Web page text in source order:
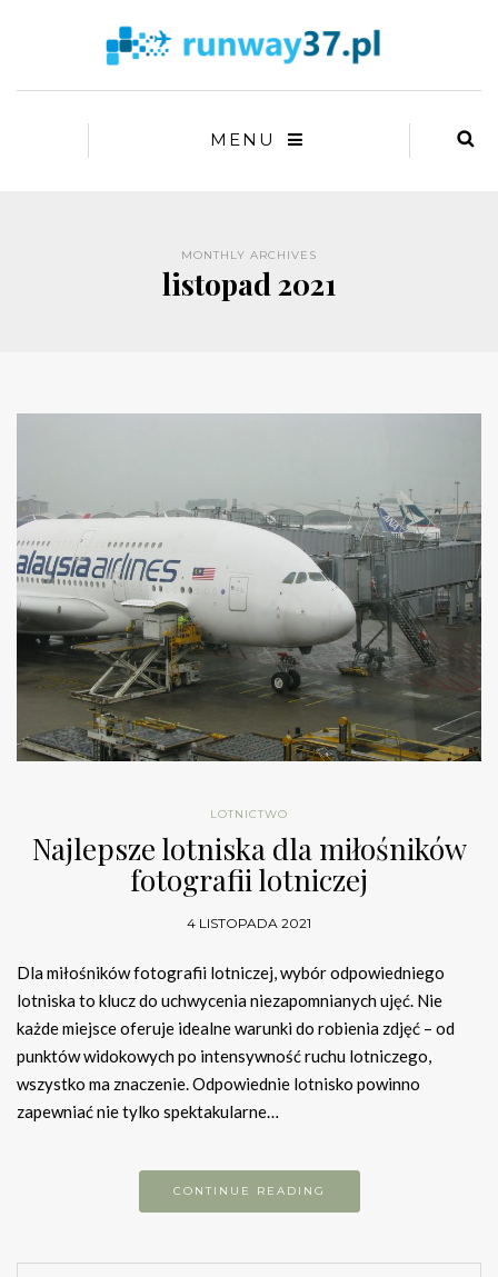
MENU
MONTHLY ARCHIVES
listopad 2021
LOTNICTWO
Najlepsze lotniska dla miłośników
fotografii lotniczej
4 LISTOPADA 2021
Dla miłośników fotografii lotniczej, wybór odpowiedniego
lotniska to klucz do uchwycenia niezapomnianych ujęć. Nie
każde miejsce oferuje idealne warunki do robienia zdjęć – od
punktów widokowych po intensywność ruchu lotniczego,
wszystko ma znaczenie. Odpowiednie lotnisko powinno
zapewniać nie tylko spektakularne…
CONTINUE READING